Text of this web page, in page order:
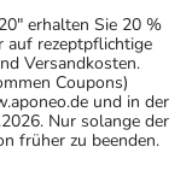
erhalten Sie 20 %
auf rezeptpflichtige
Versandkosten.
Coupons)
und in der
Nur solange der
früher zu beenden.